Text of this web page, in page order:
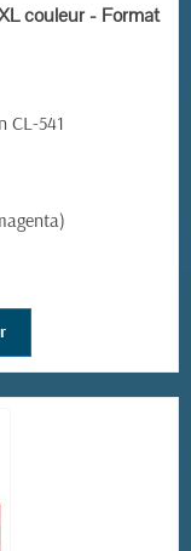
couleur - Format
CL-541